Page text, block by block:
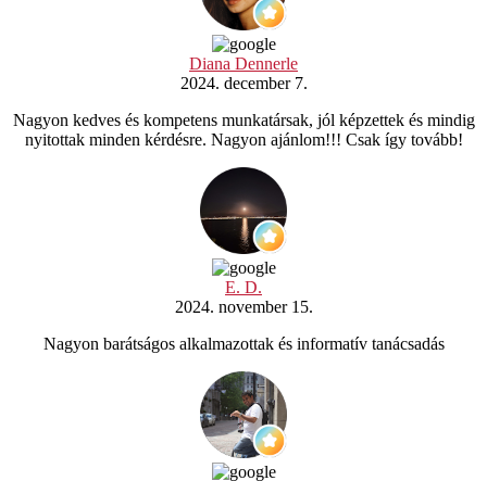
Diana Dennerle
2024. december 7.
Nagyon kedves és kompetens munkatársak, jól képzettek és mindig
nyitottak minden kérdésre. Nagyon ajánlom!!! Csak így tovább!
E. D.
2024. november 15.
Nagyon barátságos alkalmazottak és informatív tanácsadás